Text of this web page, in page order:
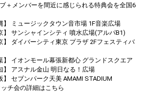
＋メンバーを間近に感じられる特典会を全国6
】 ミュージックタウン音市場 1F音楽広場
】 サンシャインシティ 噴水広場(アルパB1)
】 ダイバーシティ東京 プラザ 2Fフェスティバ
】 イオンモール幕張新都心 グランドスクエア
】 アスナル金山 明日なる！広場
】 セブンパーク天美 AMAMI STADIUM
チ会の詳細はこちら